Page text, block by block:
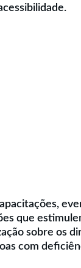
que
sobre os
com